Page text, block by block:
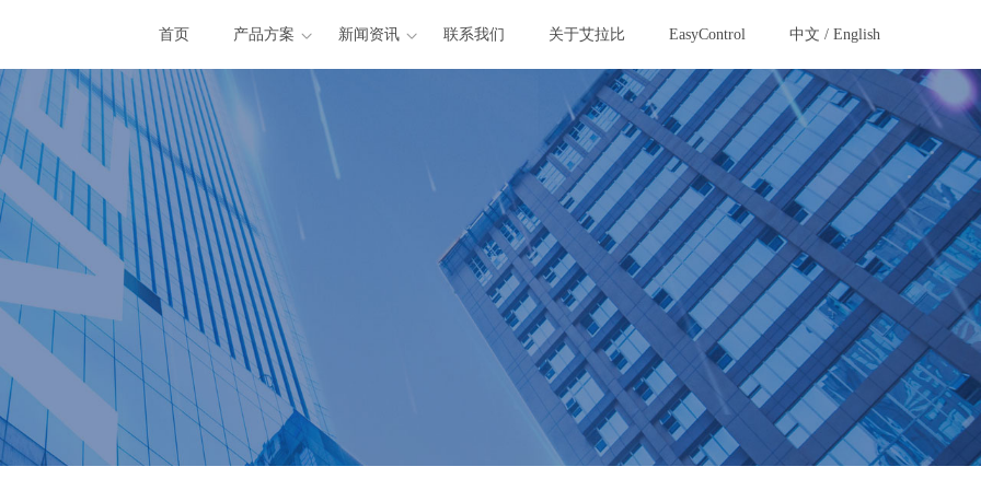
首页 产品方案 新闻资讯 联系我们 关于艾拉比 EasyControl 中文 / English